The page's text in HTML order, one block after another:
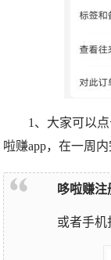
1、大家可以
啦赚app，在一周
哆啦赚注
或者手机